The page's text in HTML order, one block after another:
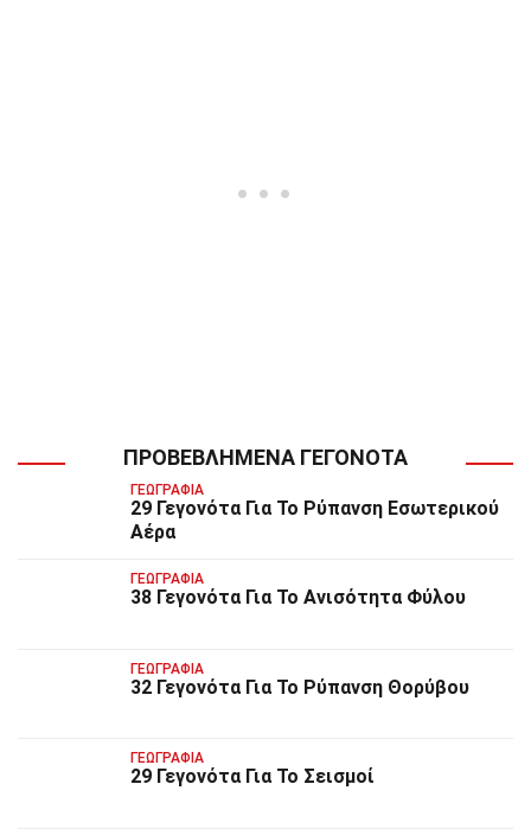
ΠΡΟΒΕΒΛΗΜΈΝΑ ΓΕΓΟΝΌΤΑ
ΓΕΩΓΡΑΦΊΑ
29 Γεγονότα Για Το Ρύπανση Εσωτερικού
Αέρα
ΓΕΩΓΡΑΦΊΑ
38 Γεγονότα Για Το Ανισότητα Φύλου
ΓΕΩΓΡΑΦΊΑ
32 Γεγονότα Για Το Ρύπανση Θορύβου
ΓΕΩΓΡΑΦΊΑ
29 Γεγονότα Για Το Σεισμοί